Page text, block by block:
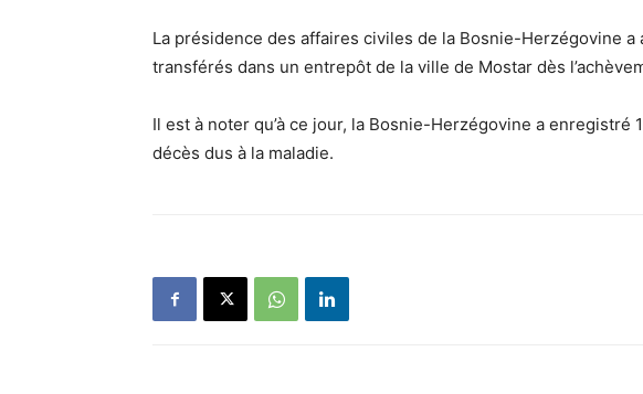
La présidence des affaires civiles de la Bosnie-Herzégovine
transférés dans un entrepôt de la ville de Mostar dès
Il est à noter qu’à ce jour, la Bosnie-Herzégovine a enregistré
décès dus à la maladie.